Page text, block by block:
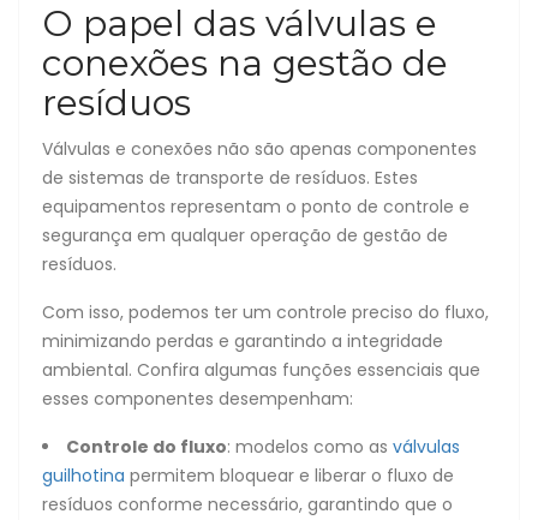
O papel das válvulas e
conexões na gestão de
resíduos
Válvulas e conexões não são apenas componentes
de sistemas de transporte de resíduos. Estes
equipamentos representam o ponto de controle e
segurança em qualquer operação de gestão de
resíduos.
Com isso, podemos ter um controle preciso do fluxo,
minimizando perdas e garantindo a integridade
ambiental. Confira algumas funções essenciais que
esses componentes desempenham:
Controle do fluxo: modelos como as válvulas
guilhotina permitem bloquear e liberar o fluxo de
resíduos conforme necessário, garantindo que o